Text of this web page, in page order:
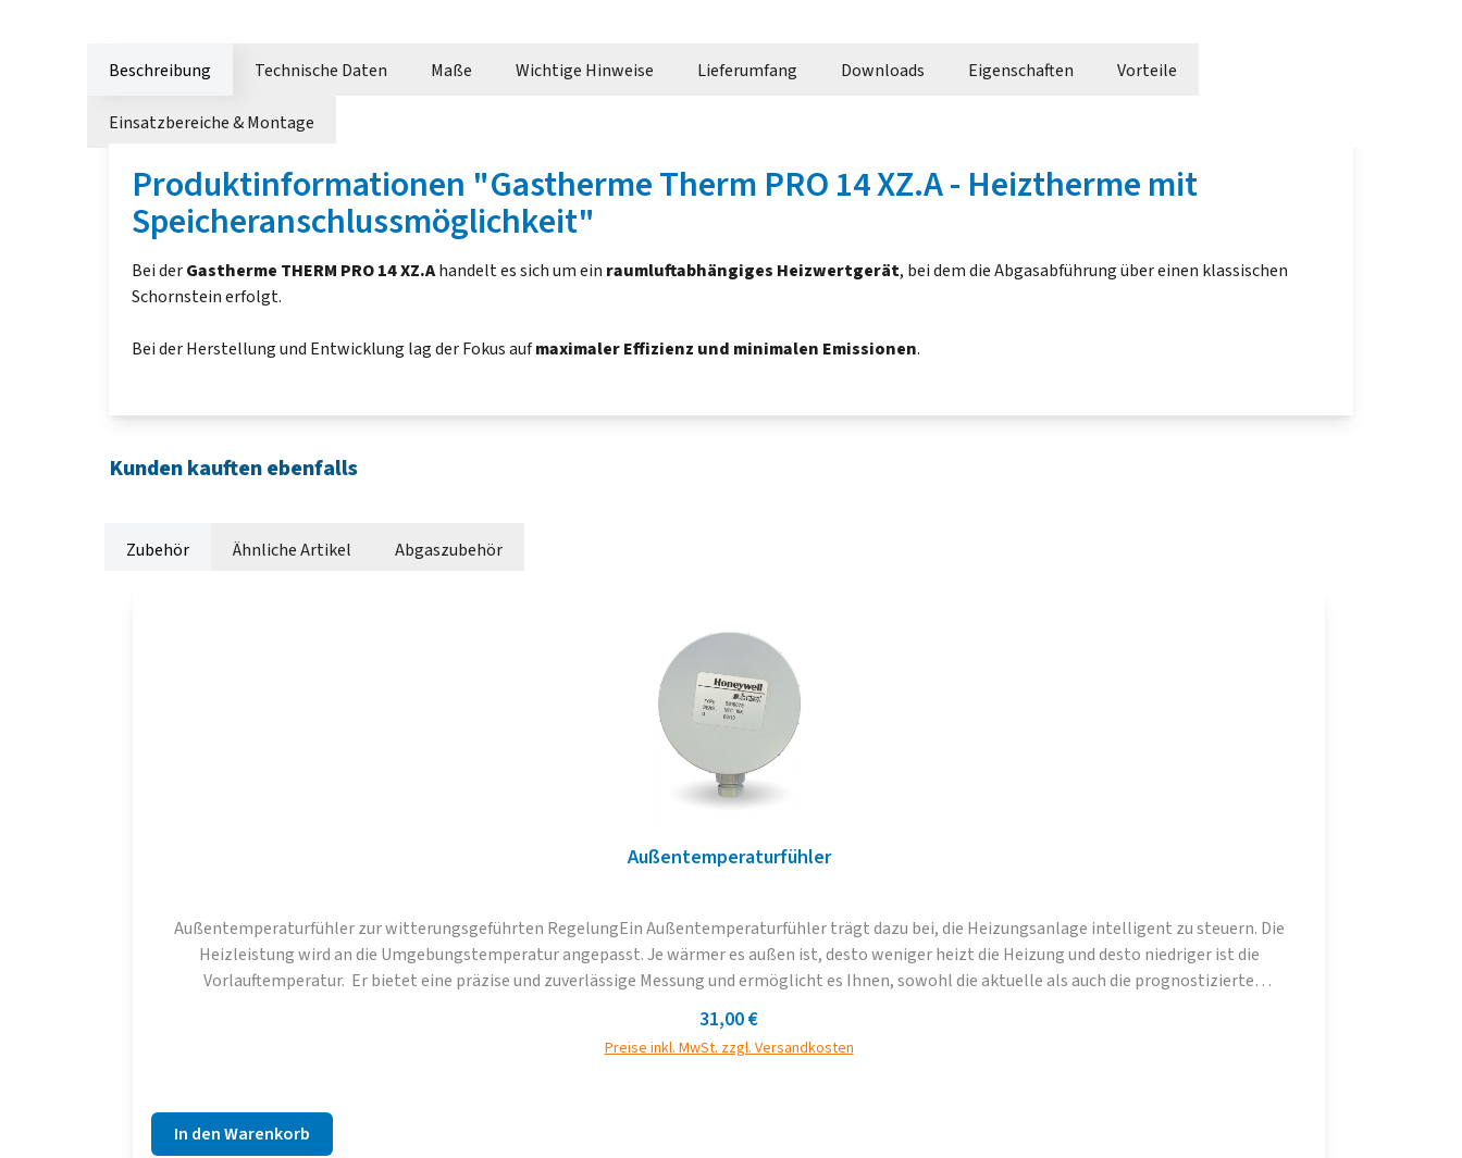
Beschreibung Technische Daten Maße Wichtige Hinweise Lieferumfang Downloads Eigenschaften Vorteile
Einsatzbereiche & Montage
Produktinformationen "Gastherme Therm PRO 14 XZ.A - Heiztherme mit
Speicheranschlussmöglichkeit"
Bei derGastherme THERM PRO 14 XZ.Ahandelt es sich um ein raumluftabhängiges Heizwertgerät, bei dem die Abgasabführung über einen klassischen
Schornstein erfolgt.
Bei der Herstellung und Entwicklung lag der Fokus aufmaximaler Effizienz und minimalen Emissionen.
Kunden kauften ebenfalls
Zubehör Ähnliche Artikel
Abgaszubehör
Außentemperaturfühler
Außentemperaturfühler zur witterungsgeführten RegelungEin Außentemperaturfühler trägt dazu bei, die Heizungsanlage intelligent zu steuern. Die
Heizleistung wird an die Umgebungstemperatur angepasst. Je wärmer es außen ist, desto weniger heizt die Heizung und desto niedriger ist die
Vorlauftemperatur. Er bietet eine präzise und zuverlässige Messung und ermöglicht es Ihnen, sowohl die aktuelle als auch die prognostizierte
Außentemperatur zu liefern. Dies ist eine wichtige Komponente für moderne Heizungssysteme, die darauf abzielen, sowohl umweltfreundlich als auch
kosteneffizient zu arbeiten. Er ist besonders robust und wetterfest, sodass er in verschiedenen Umgebungen eingesetzt werden kann und ist somit ideal für
Regulärer Preis:
31,00 €
Preise inkl. MwSt. zzgl. Versandkosten
In den Warenkorb